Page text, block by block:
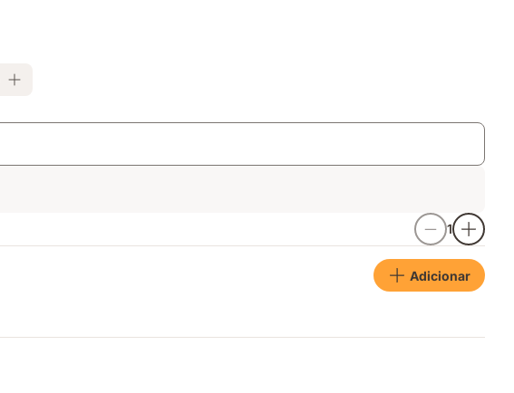
1
Adicionar